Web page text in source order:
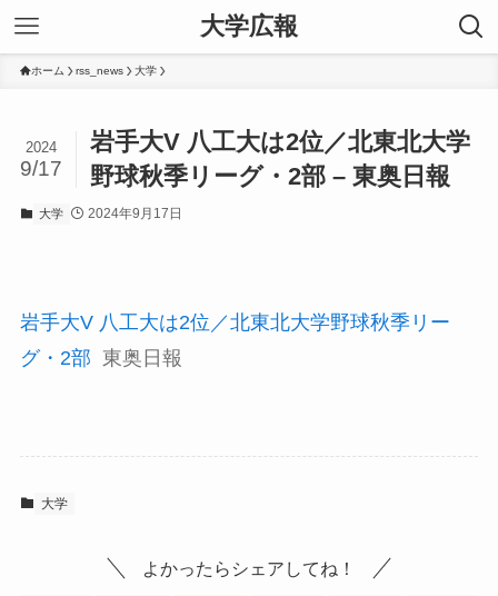
大学広報
ホーム rss_news 大学
岩手大V 八工大は2位／北東北大学
野球秋季リーグ・2部 – 東奥日報
2024
9/17
大学 2024年9月17日
岩手大V 八工大は2位／北東北大学野球秋季リー
グ・2部 東奥日報
大学
よかったらシェアしてね！